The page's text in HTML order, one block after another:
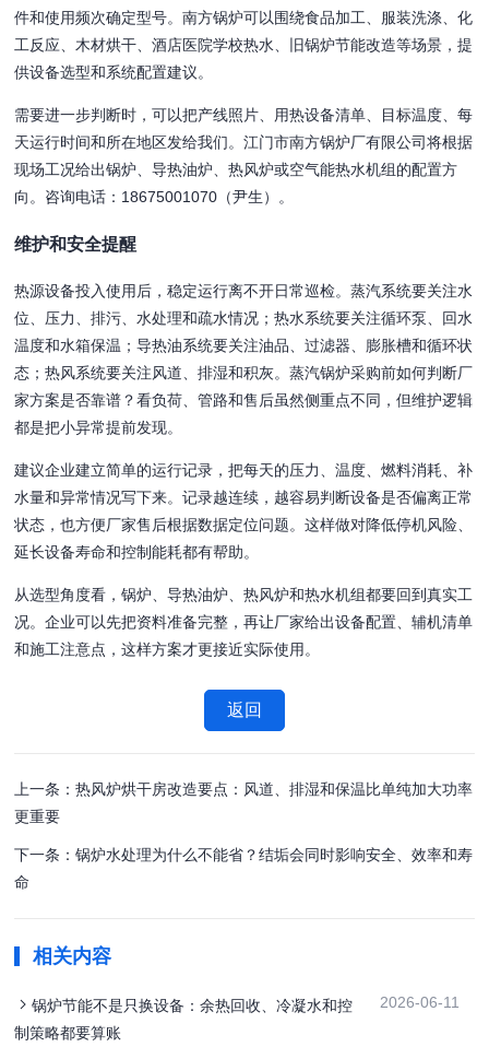
件和使用频次确定型号。南方锅炉可以围绕食品加工、服装洗涤、化
工反应、木材烘干、酒店医院学校热水、旧锅炉节能改造等场景，提
供设备选型和系统配置建议。
需要进一步判断时，可以把产线照片、用热设备清单、目标温度、每
天运行时间和所在地区发给我们。江门市南方锅炉厂有限公司将根据
现场工况给出锅炉、导热油炉、热风炉或空气能热水机组的配置方
向。咨询电话：18675001070（尹生）。
维护和安全提醒
热源设备投入使用后，稳定运行离不开日常巡检。蒸汽系统要关注水
位、压力、排污、水处理和疏水情况；热水系统要关注循环泵、回水
温度和水箱保温；导热油系统要关注油品、过滤器、膨胀槽和循环状
态；热风系统要关注风道、排湿和积灰。蒸汽锅炉采购前如何判断厂
家方案是否靠谱？看负荷、管路和售后虽然侧重点不同，但维护逻辑
都是把小异常提前发现。
建议企业建立简单的运行记录，把每天的压力、温度、燃料消耗、补
水量和异常情况写下来。记录越连续，越容易判断设备是否偏离正常
状态，也方便厂家售后根据数据定位问题。这样做对降低停机风险、
延长设备寿命和控制能耗都有帮助。
从选型角度看，锅炉、导热油炉、热风炉和热水机组都要回到真实工
况。企业可以先把资料准备完整，再让厂家给出设备配置、辅机清单
和施工注意点，这样方案才更接近实际使用。
返回
上一条：热风炉烘干房改造要点：风道、排湿和保温比单纯加大功率
更重要
下一条：锅炉水处理为什么不能省？结垢会同时影响安全、效率和寿
命
相关内容
锅炉节能不是只换设备：余热回收、冷凝水和控
制策略都要算账
2026-06-11